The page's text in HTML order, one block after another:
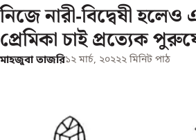
নিজে নারী-বিদ্বেষী
প্রেমিকা চাই প্রত্যেক
মাহজুবা তাজরি১২ মার্চ, ২০২২২ মিনিট পাঠ